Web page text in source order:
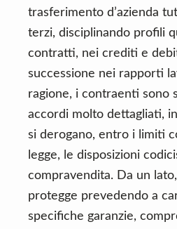
trasferimento d’azienda
terzi, disciplinando profili
contratti, nei crediti e
successione nei rapporti
ragione, i contraenti sono
accordi molto dettagliati,
si derogano, entro i limiti
legge, le disposizioni
compravendita. Da un
protegge prevedendo a
specifiche garanzie,